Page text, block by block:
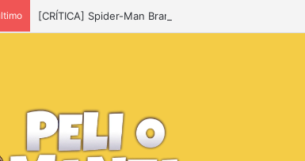
[CRÍTICA] Spider-Man Brand New Day